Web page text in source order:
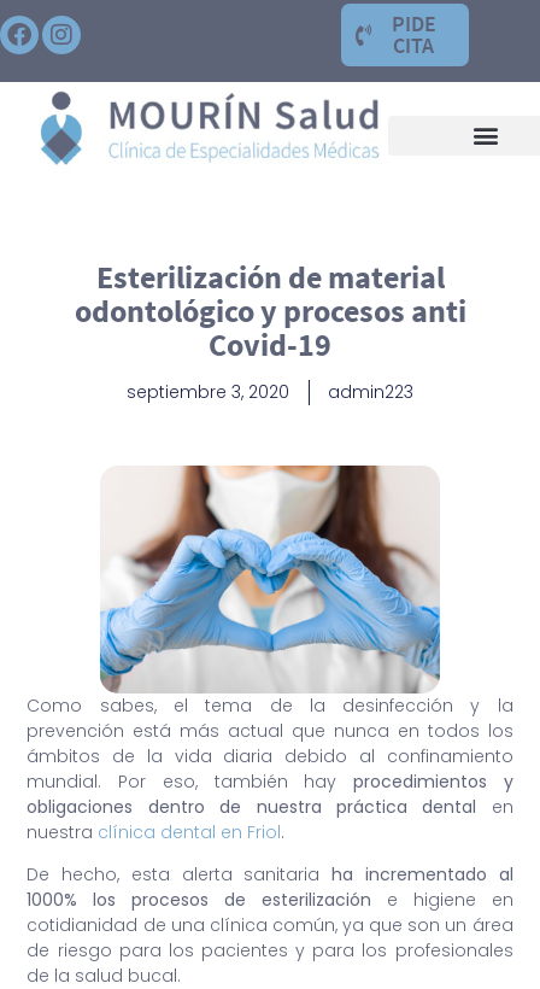
PIDE
CITA
Esterilización de material
odontológico y procesos anti
Covid-19
septiembre 3, 2020 admin223
Como sabes, el tema de la desinfección y la
prevención está más actual que nunca en todos los
ámbitos de la vida diaria debido al confinamiento
mundial. Por eso, también hay procedimientos y
obligaciones dentro de nuestra práctica dental en
nuestra clínica dental en Friol.
De hecho, esta alerta sanitariaha incrementado al
1000% los procesos de esterilización e higiene en
cotidianidad de una clínica común, ya que son un área
de riesgo para los pacientes y para los profesionales
de la salud bucal.